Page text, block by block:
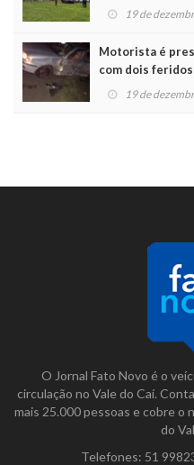
19 de
Motorista é
com dois feridos
19 de
O Jornal Fato Novo é o
circulação no Vale do Caí.
mais 25.000 pessoas e cobre o
do
Telefones: 51